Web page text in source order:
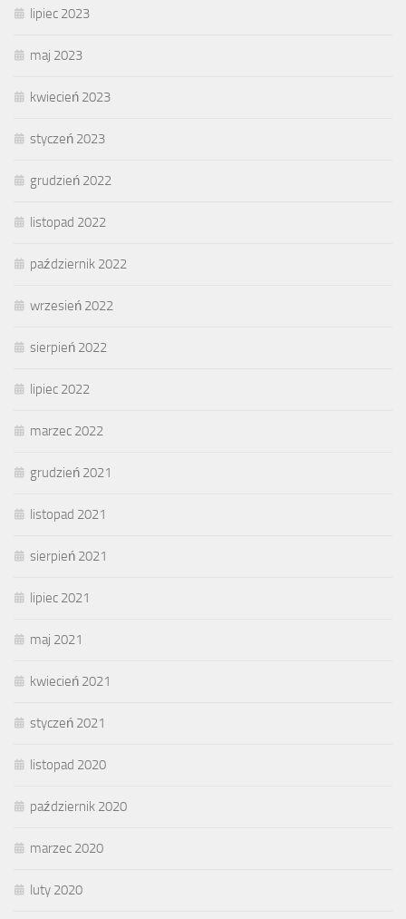
lipiec 2023
maj 2023
kwiecień 2023
styczeń 2023
grudzień 2022
listopad 2022
październik 2022
wrzesień 2022
sierpień 2022
lipiec 2022
marzec 2022
grudzień 2021
listopad 2021
sierpień 2021
lipiec 2021
maj 2021
kwiecień 2021
styczeń 2021
listopad 2020
październik 2020
marzec 2020
luty 2020